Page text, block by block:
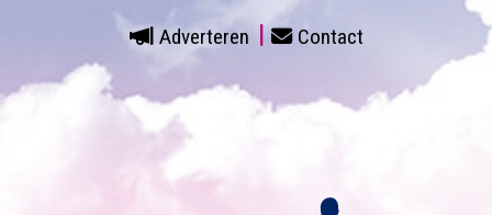
Adverteren Contact